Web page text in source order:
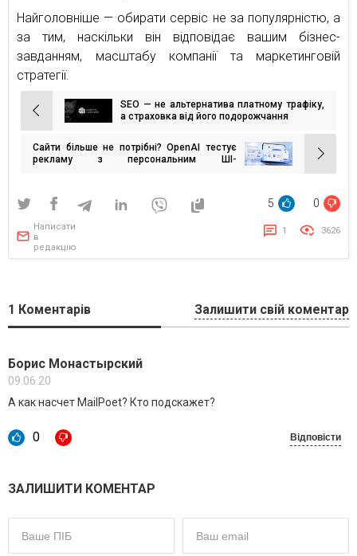
Найголовніше — обирати сервіс не за популярністю, а
за тим, наскільки він відповідає вашим бізнес-
завданням, масштабу компанії та маркетинговій
стратегії.
Навігація
записів
SEO — не альтернатива платному трафіку,
а страховка від його подорожчання
Сайти більше не потрібні? OpenAI тестує
рекламу з персональним ШІ-
5 0
Написати
в
редакцію
1 3626
1 Коментарів Залишити свій коментар
Борис Монастырский
09.06.20
А как насчет MailPoet? Кто подскажет?
0 Відповісти
ЗАЛИШИТИ КОМЕНТАР